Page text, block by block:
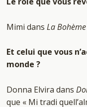
Mimi dans La Bohème
Et celui que vous
monde ?
Donna Elvira dans
que « Mi tradi